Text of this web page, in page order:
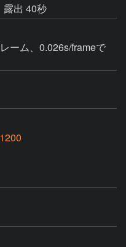
露出 40秒
ーム、0.026s/frameで